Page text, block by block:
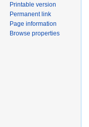
Printable version
Permanent link
Page information
Browse properties